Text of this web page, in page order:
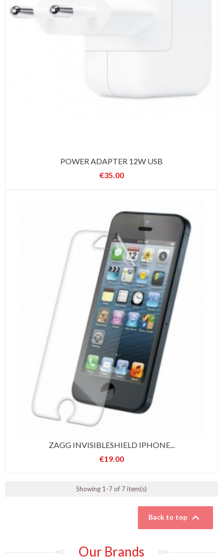
POWER ADAPTER 12W USB
Price
€35.00
ZAGG INVISIBLESHIELD IPHONE...
Price
€19.00
Showing 1-7 of 7 item(s)
Back to top 
Our Brands